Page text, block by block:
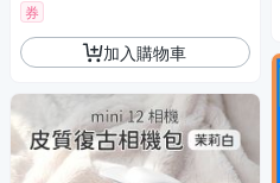
券
加入購物車